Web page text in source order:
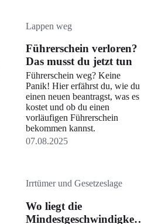
Lappen weg
Führerschein verloren?
Das musst du jetzt tun
Führerschein weg? Keine
Panik! Hier erfährst du, wie du
einen neuen beantragst, was es
kostet und ob du einen
vorläufigen Führerschein
bekommen kannst.
07.08.2025
Irrtümer und Gesetzeslage
Wo liegt die
Mindestgeschwindigkeit